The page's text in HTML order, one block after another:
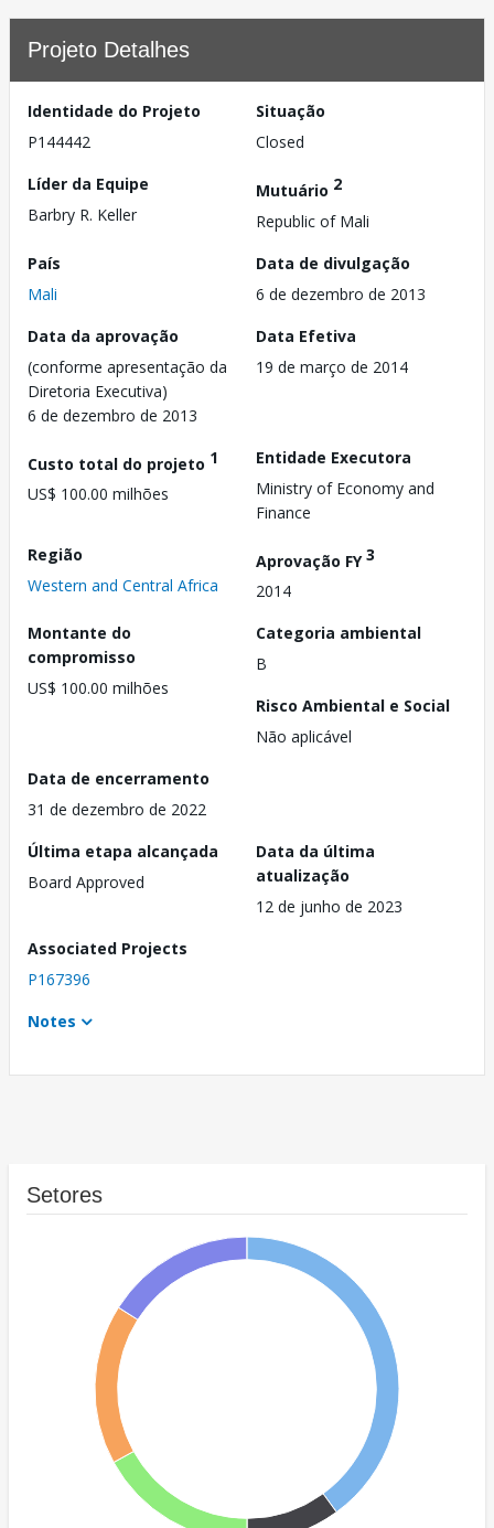
Projeto Detalhes
Identidade do Projeto
P144442
Situação
Closed
Líder da Equipe
Barbry R. Keller
Mutuário 2
Republic of Mali
País
Mali
Data de divulgação
6 de dezembro de 2013
Data da aprovação
(conforme apresentação da
Diretoria Executiva)
6 de dezembro de 2013
Data Efetiva
19 de março de 2014
Custo total do projeto 1
US$ 100.00 milhões
Entidade Executora
Ministry of Economy and
Finance
Região
Western and Central Africa
Aprovação FY3
2014
Montante do
compromisso
US$ 100.00 milhões
Categoria ambiental
B
Risco Ambiental e Social
Não aplicável
Data de encerramento
31 de dezembro de 2022
Última etapa alcançada
Board Approved
Data da última
atualização
12 de junho de 2023
Associated Projects
P167396
Notes
Setores